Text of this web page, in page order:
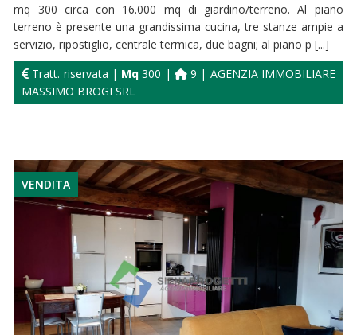
mq 300 circa con 16.000 mq di giardino/terreno. Al piano
terreno è presente una grandissima cucina, tre stanze ampie a
servizio, ripostiglio, centrale termica, due bagni; al piano p [...]
Tratt. riservata | Mq 300 |
9 | AGENZIA IMMOBILIARE
MASSIMO BROGI SRL
VENDITA